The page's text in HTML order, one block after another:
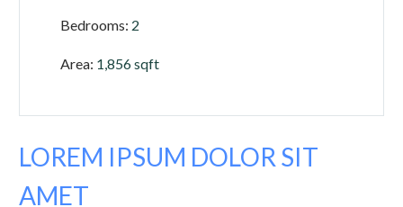
Bedrooms: 2
Area: 1,856 sqft
LOREM IPSUM DOLOR SIT
AMET